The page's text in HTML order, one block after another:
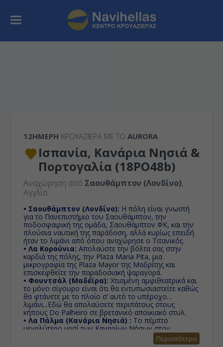
12ΉΜΕΡΗ ΚΡΟΥΑΖΙΕΡΑ ΜΕ ΤΟAURORA
Ισπανία, Κανάρια Νησιά &
Πορτογαλία (18PO48b)
Αναχώρηση από Σαουθάμπτον (Λονδίνο),
Αγγλία
• Σαουθάμπτον (Λονδίνο): H πόλη είναι γνωστή
για το Πανεπιστήμιο του Σαουθάμπτον, την
ποδοσφαιρική της ομάδα, Σαουθάμπτον ΦΚ, και την
πλούσια ναυτική της παράδοση, αλλά κυρίως επειδή
ήταν το λιμάνι από όπου αναχώρησε ο Τιτανικός.
• Λα Κορούνια: Απολαύστε την βόλτα σας στην
καρδιά της πόλης, την Plaza Maria Pita, μια
μικρογραφία της Plaza Mayor της Μαδρίτης και
επισκεφθείτε την παραδοσιακή ψαραγορά.
• Φουντσάλ (Μαδέϊρα): Χτισμένη αμφιθεατρικά και
το μόνο σίγουρο είναι ότι θα εντυπωσιαστείτε καθώς
θα φτάνετε με το πλοίο σ’ αυτό το υπέροχο
λιμάνι...Εδώ θα απολαύσετε περιπάτους στους
κήπους Do Palheiro σε βρετανικό αποικιακό στυλ.
• Λα Πάλμα (Κανάρια Νησιά) : Το πέμπτο
μεγαλύτερο νησί των Καναρίων Νήσων στον
Ατλαντικό ωκεανό που βρίσκονται απέναντι από τις
Περισσότερα